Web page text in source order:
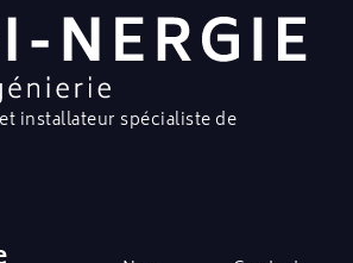
installateur spécialiste de